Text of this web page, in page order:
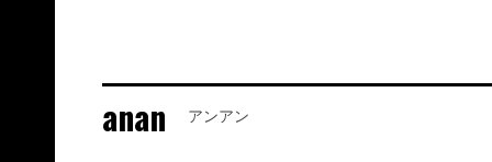
anan アンアン